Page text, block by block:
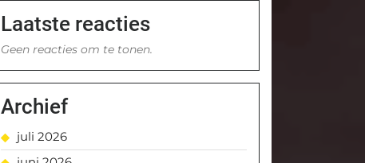
Laatste reacties
Geen reacties om te tonen.
Archief
juli 2026